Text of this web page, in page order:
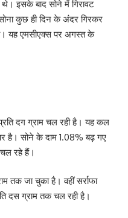
इसके बाद सोने में गिरावट
कुछ ही दिन के अंदर गिरकर
यह एमसीएक्स पर अगस्त के
दग ग्राम चल रही है। यह कल
है। सोने के दाम 1.08% बढ़ गए
रहे हैं।
तक जा चुका है। वहीं सर्राफा
दस ग्राम तक चल रही है।